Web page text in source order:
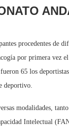
procedentes de
por primera vez
65 los
deportivo.
modalidades,
Intelectual